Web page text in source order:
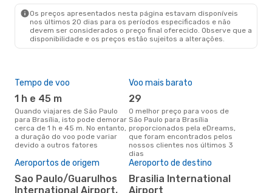
Os preços apresentados nesta página estavam disponíveis
nos últimos 20 dias para os períodos especificados e não
devem ser considerados o preço final oferecido. Observe que a
disponibilidade e os preços estão sujeitos a alterações.
Tempo de voo
1 h e 45 m
Quando viajares de São Paulo
para Brasília, isto pode demorar
cerca de 1 h e 45 m. No entanto,
a duração do voo pode variar
devido a outros fatores
Voo mais barato
29
O melhor preço para voos de
São Paulo para Brasília
proporcionados pela eDreams,
que foram encontrados pelos
nossos clientes nos últimos 3
dias
Aeroportos de origem
Sao Paulo/Guarulhos
International Airport,
Aeroporto de destino
Brasilia International
Airport